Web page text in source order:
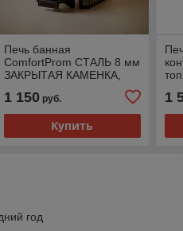
Печь банная
ComfortProm СТАЛЬ 8 мм
ЗАКРЫТАЯ КАМЕНКА,
для парной до 20 кубов,
дверь со стеклом
1 150руб.
Купить
1
год